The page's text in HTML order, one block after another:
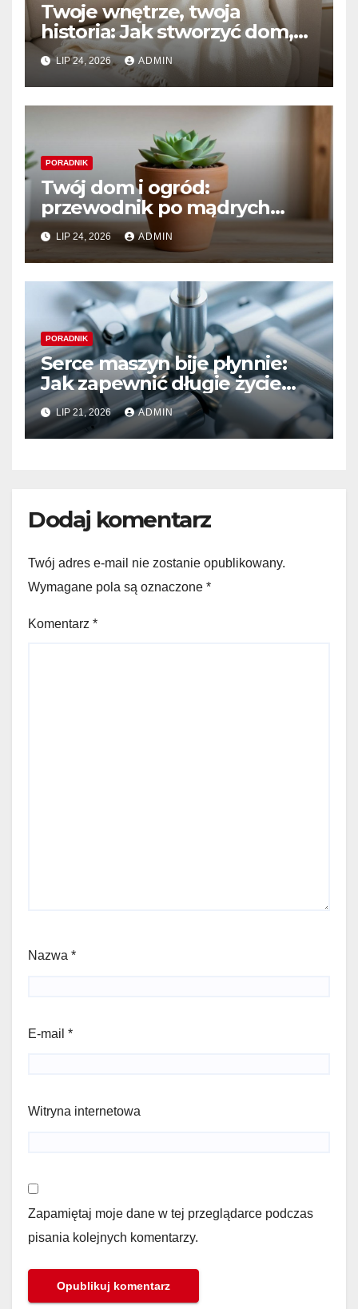
Twoje wnętrze, twoja
historia: Jak stworzyć dom,
który naprawdę kochasz
LIP 24, 2026 ADMIN
PORADNIK
Twój dom i ogród:
przewodnik po mądrych
wyborach i trwałym pięknie
LIP 24, 2026 ADMIN
PORADNIK
Serce maszyn bije płynnie:
Jak zapewnić długie życie
systemom hydraulicznym
Sauer Danfoss
LIP 21, 2026 ADMIN
Dodaj komentarz
Twój adres e-mail nie zostanie opublikowany.
Wymagane pola są oznaczone *
Komentarz *
Nazwa *
E-mail *
Witryna internetowa
Zapamiętaj moje dane w tej przeglądarce podczas
pisania kolejnych komentarzy.